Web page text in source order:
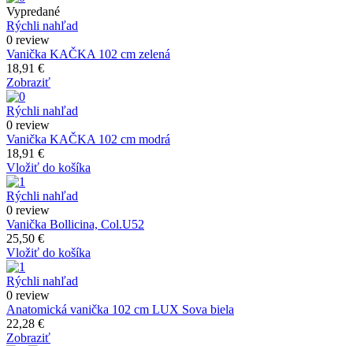
Vypredané
Rýchli nahľad
0 review
Vanička KAČKA 102 cm zelená
18,91 €
Zobraziť
Rýchli nahľad
0 review
Vanička KAČKA 102 cm modrá
18,91 €
Vložiť do košíka
Rýchli nahľad
0 review
Vanička Bollicina, Col.U52
25,50 €
Vložiť do košíka
Rýchli nahľad
0 review
Anatomická vanička 102 cm LUX Sova biela
22,28 €
Zobraziť